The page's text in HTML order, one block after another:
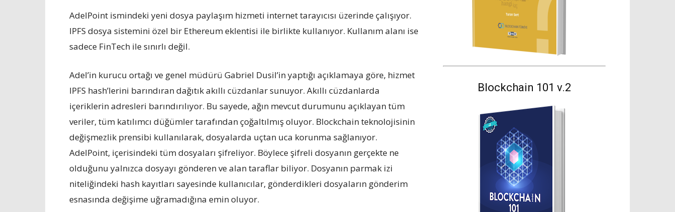
AdelPoint ismindeki yeni dosya paylaşım hizmeti internet tarayıcısı üzerinde çalışıyor.
IPFS dosya sistemini özel bir Ethereum eklentisi ile birlikte kullanıyor. Kullanım alanı ise
sadece FinTech ile sınırlı değil.
Adel’in kurucu ortağı ve genel müdürü Gabriel Dusil’in yaptığı açıklamaya göre, hizmet
IPFS hash’lerini barındıran dağıtık akıllı cüzdanlar sunuyor. Akıllı cüzdanlarda
içeriklerin adresleri barındırılıyor. Bu sayede, ağın mevcut durumunu açıklayan tüm
veriler, tüm katılımcı düğümler tarafından çoğaltılmış oluyor. Blockchain teknolojisinin
değişmezlik prensibi kullanılarak, dosyalarda uçtan uca korunma sağlanıyor.
AdelPoint, içerisindeki tüm dosyaları şifreliyor. Böylece şifreli dosyanın gerçekte ne
olduğunu yalnızca dosyayı gönderen ve alan taraflar biliyor. Dosyanın parmak izi
niteliğindeki hash kayıtları sayesinde kullanıcılar, gönderdikleri dosyaların gönderim
esnasında değişime uğramadığına emin oluyor.
Blockchain 101 v.2